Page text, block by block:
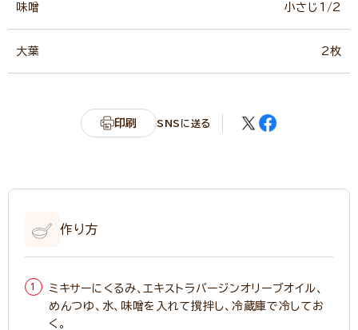
味噌 小さじ1/2
大葉 2枚
印刷 SNSに送る
作り方
ミキサーにくるみ、エキストラバージンオリーブオイル、
めんつゆ、水、味噌を入れて撹拌し、冷蔵庫で冷してお
く。